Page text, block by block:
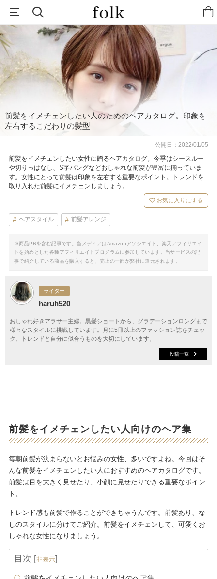
前髪をイメチェンしたい人のためのヘアカタログ。印象を
左右するこだわりの髪型
公開日：2022/01/05
前髪をイメチェンしたい女性に贈るヘアカタログ。今季はシースルー
や切りっぱなし、S字バングなどおしゃれな前髪が豊富に揃っていま
す。女性にとって前髪は印象を左右する重要なポイント。トレンドを
取り入れた前髪にイメチェンしましょう。
お気に入りにする
ヘアスタイル 前髪アレンジ
※商品PRを含む記事です。当メディアはAmazonアソシエイト、楽天アフィリエイ
トを始めとした各種アフィリエイトプログラムに参加しています。当サービスの記
事で紹介している商品を購入すると、売上の一部が弊社に還元されます。
ライター
haruh520
おしゃれ好きアラサー主婦。黒髪ショートから、グラデーションロングまで
様々なスタイルに挑戦しています。月に5冊以上のファッション誌をチェッ
ク、トレンドと自分に似合うものを大切にしています。
投稿一覧
前髪をイメチェンしたい人向けのヘア集
毎朝前髪が決まらないとお悩みの女性、多いですよね。今回はそ
んな前髪をイメチェンしたい人におすすめのヘアカタログです。
前髪は目を大きく見せたり、小顔に見せたりできる重要なポイン
ト。
トレンド感も前髪で作ることができちゃうんです。前髪あり、な
しのスタイルに分けてご紹介。前髪をイメチェンして、可愛くお
しゃれな女性になりましょう。
目次 [非表示]